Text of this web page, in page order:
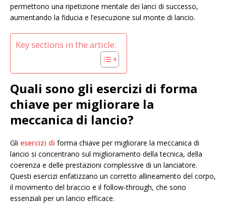
permettono una ripetizione mentale dei lanci di successo,
aumentando la fiducia e l’esecuzione sul monte di lancio.
Key sections in the article:
Quali sono gli esercizi di forma
chiave per migliorare la
meccanica di lancio?
Gli esercizi di forma chiave per migliorare la meccanica di
lancio si concentrano sul miglioramento della tecnica, della
coerenza e delle prestazioni complessive di un lanciatore.
Questi esercizi enfatizzano un corretto allineamento del corpo,
il movimento del braccio e il follow-through, che sono
essenziali per un lancio efficace.